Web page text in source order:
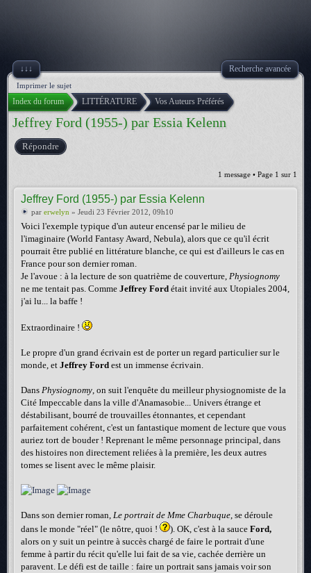
↓↓↓ Recherche avancée
Imprimer le sujet
Index du forum LITTÉRATURE Vos Auteurs Préférés
Jeffrey Ford (1955-) par Essia Kelenn
Répondre
1 message • Page 1 sur 1
Jeffrey Ford (1955-) par Essia Kelenn
par erwelyn » Jeudi 23 Février 2012, 09h10
Voici l'exemple typique d'un auteur encensé par le milieu de
l'imaginaire (World Fantasy Award, Nebula), alors que ce qu'il écrit
pourrait être publié en littérature blanche, ce qui est d'ailleurs le cas en
France pour son dernier roman.
Je l'avoue : à la lecture de son quatrième de couverture, Physiognomy
ne me tentait pas. Comme Jeffrey Ford était invité aux Utopiales 2004,
j'ai lu... la baffe !
Extraordinaire !
Le propre d'un grand écrivain est de porter un regard particulier sur le
monde, et Jeffrey Ford est un immense écrivain.
Dans Physiognomy, on suit l'enquête du meilleur physiognomiste de la
Cité Impeccable dans la ville d'Anamasobie... Univers étrange et
déstabilisant, bourré de trouvailles étonnantes, et cependant
parfaitement cohérent, c'est un fantastique moment de lecture que vous
auriez tort de bouder ! Reprenant le même personnage principal, dans
des histoires non directement reliées à la première, les deux autres
tomes se lisent avec le même plaisir.
Dans son dernier roman, Le portrait de Mme Charbuque, se déroule
dans le monde "réel" (le nôtre, quoi !
). OK, c'est à la sauce Ford,
alors on y suit un peintre à succès chargé de faire le portrait d'une
femme à partir du récit qu'elle lui fait de sa vie, cachée derrière un
paravent. Le défi est de taille : faire un portrait sans jamais voir son